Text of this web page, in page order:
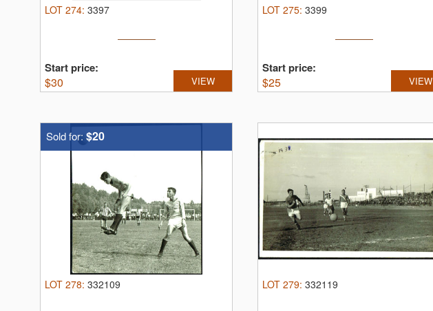
LOT 274: 3397
Start price:
$30 VIEW
LOT 275: 3399
Start price:
$25 VIEW
Sold for: $20
LOT 278: 332109 LOT 279: 332119